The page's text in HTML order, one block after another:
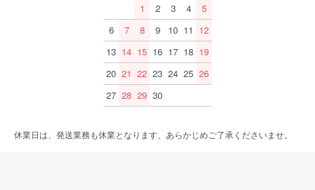
1
2 3 4
5
6
7 8 9 10 11 12
13 14 15 16 17 18 19
20 21 22 23 24 25 26
27 28 29 30
休業日は、発送業務も休業となります、あらかじめご了承くださいませ。